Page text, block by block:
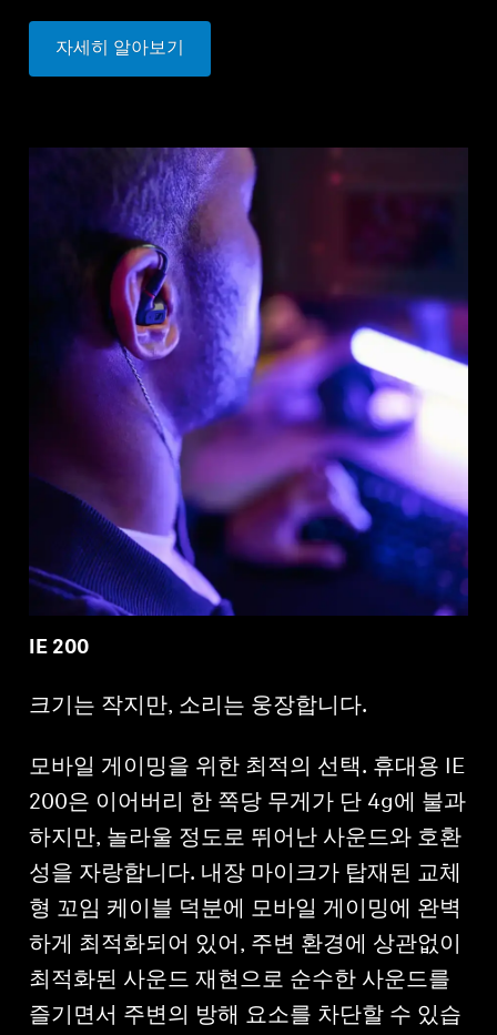
자세히 알아보기
IE 200
크기는 작지만, 소리는 웅장합니다.
모바일 게이밍을 위한 최적의 선택. 휴대용 IE
200은 이어버리 한 쪽당 무게가 단 4g에 불과
하지만, 놀라울 정도로 뛰어난 사운드와 호환
성을 자랑합니다. 내장 마이크가 탑재된 교체
형 꼬임 케이블 덕분에 모바일 게이밍에 완벽
하게 최적화되어 있어, 주변 환경에 상관없이
최적화된 사운드 재현으로 순수한 사운드를
즐기면서 주변의 방해 요소를 차단할 수 있습